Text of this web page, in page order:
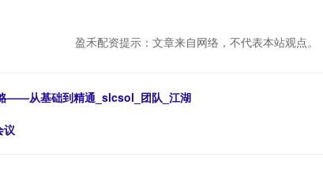
盈禾配资提示：文章来自网络，不代表本站观点。
——从基础到精通_slcsol_团队_江湖
议